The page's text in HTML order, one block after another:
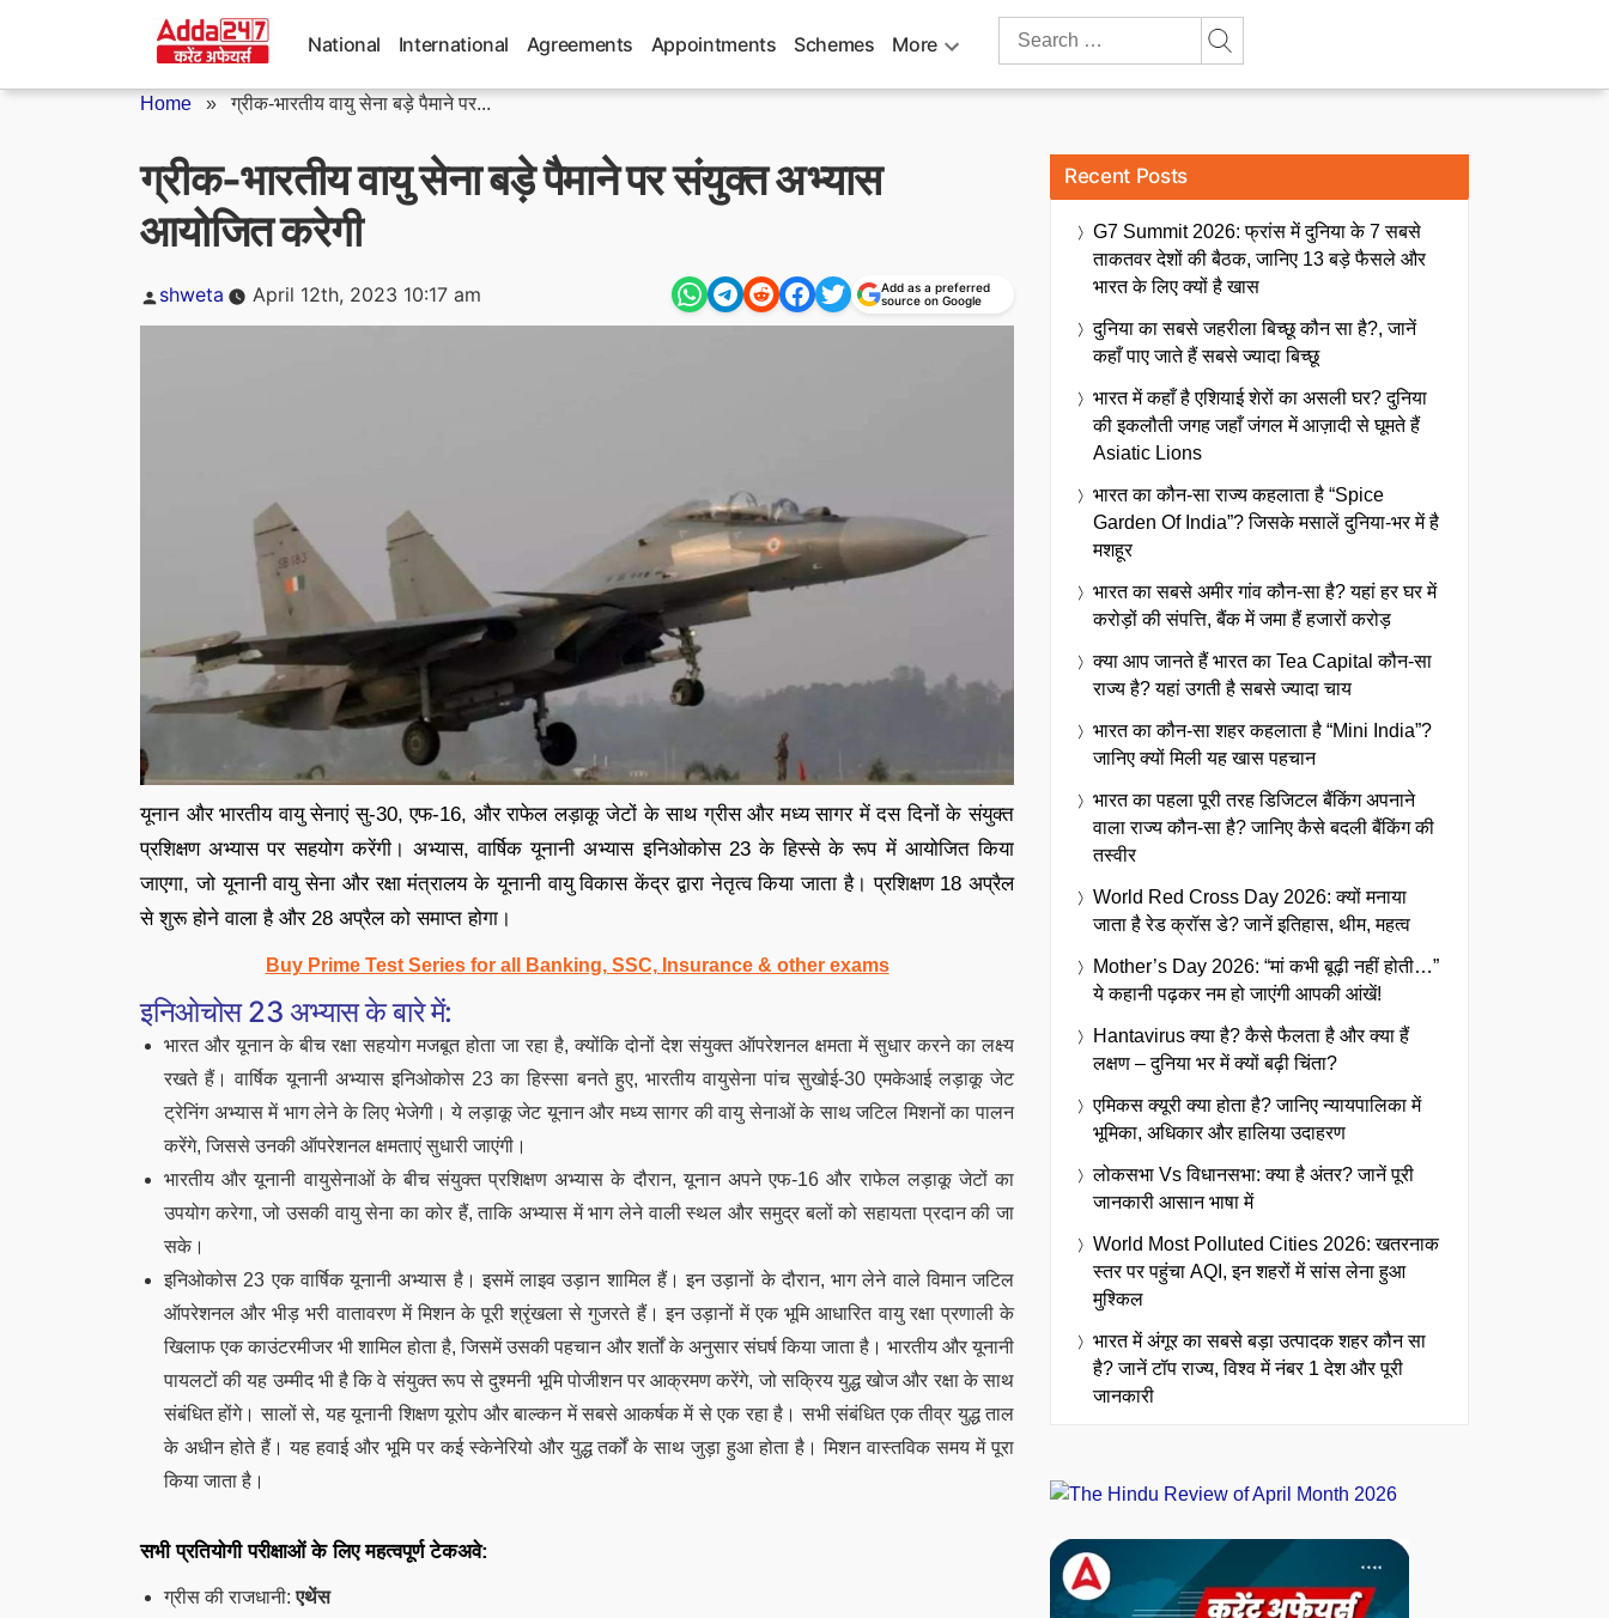
National International Agreements Appointments Schemes More
Search
Home »ग्रीक-भारतीय वायु सेना बड़े पैमाने पर...
ग्रीक-भारतीय वायु सेना बड़े पैमाने पर संयुक्त अभ्यास
आयोजित करेगी
Posted
shweta April 12th, 2023 10:17 am
Add as a preferred
source on Google
यूनान और भारतीय वायु सेनाएं सु-30, एफ-16, और राफेल लड़ाकू जेटों के साथ ग्रीस और मध्य सागर में दस दिनों के संयुक्त
प्रशिक्षण अभ्यास पर सहयोग करेंगी। अभ्यास, वार्षिक यूनानी अभ्यास इनिओकोस 23 के हिस्से के रूप में आयोजित किया
जाएगा, जो यूनानी वायु सेना और रक्षा मंत्रालय के यूनानी वायु विकास केंद्र द्वारा नेतृत्व किया जाता है। प्रशिक्षण 18 अप्रैल
से शुरू होने वाला है और 28 अप्रैल को समाप्त होगा।
Buy Prime Test Series for all Banking, SSC, Insurance & other exams
इनिओचोस 23 अभ्यास के बारे में:
भारत और यूनान के बीच रक्षा सहयोग मजबूत होता जा रहा है, क्योंकि दोनों देश संयुक्त ऑपरेशनल क्षमता में सुधार करने का लक्ष्य
रखते हैं। वार्षिक यूनानी अभ्यास इनिओकोस 23 का हिस्सा बनते हुए, भारतीय वायुसेना पांच सुखोई-30 एमकेआई लड़ाकू जेट
ट्रेनिंग अभ्यास में भाग लेने के लिए भेजेगी। ये लड़ाकू जेट यूनान और मध्य सागर की वायु सेनाओं के साथ जटिल मिशनों का पालन
करेंगे, जिससे उनकी ऑपरेशनल क्षमताएं सुधारी जाएंगी।
भारतीय और यूनानी वायुसेनाओं के बीच संयुक्त प्रशिक्षण अभ्यास के दौरान, यूनान अपने एफ-16 और राफेल लड़ाकू जेटों का
उपयोग करेगा, जो उसकी वायु सेना का कोर हैं, ताकि अभ्यास में भाग लेने वाली स्थल और समुद्र बलों को सहायता प्रदान की जा
सके।
इनिओकोस 23 एक वार्षिक यूनानी अभ्यास है। इसमें लाइव उड़ान शामिल हैं। इन उड़ानों के दौरान, भाग लेने वाले विमान जटिल
ऑपरेशनल और भीड़ भरी वातावरण में मिशन के पूरी श्रृंखला से गुजरते हैं। इन उड़ानों में एक भूमि आधारित वायु रक्षा प्रणाली के
खिलाफ एक काउंटरमीजर भी शामिल होता है, जिसमें उसकी पहचान और शर्तों के अनुसार संघर्ष किया जाता है। भारतीय और यूनानी
पायलटों की यह उम्मीद भी है कि वे संयुक्त रूप से दुश्मनी भूमि पोजीशन पर आक्रमण करेंगे, जो सक्रिय युद्ध खोज और रक्षा के साथ
संबंधित होंगे। सालों से, यह यूनानी शिक्षण यूरोप और बाल्कन में सबसे आकर्षक में से एक रहा है। सभी संबंधित एक तीव्र युद्ध ताल
के अधीन होते हैं। यह हवाई और भूमि पर कई स्केनेरियो और युद्ध तर्कों के साथ जुड़ा हुआ होता है। मिशन वास्तविक समय में पूरा
किया जाता है।
सभी प्रतियोगी परीक्षाओं के लिए महत्वपूर्ण टेकअवे:
ग्रीस की राजधानी:एथेंस
Recent Posts
G7 Summit 2026: फ्रांस में दुनिया के 7 सबसे
ताकतवर देशों की बैठक, जानिए 13 बड़े फैसले और
भारत के लिए क्यों है खास
दुनिया का सबसे जहरीला बिच्छू कौन सा है?, जानें
कहाँ पाए जाते हैं सबसे ज्यादा बिच्छू
भारत में कहाँ है एशियाई शेरों का असली घर? दुनिया
की इकलौती जगह जहाँ जंगल में आज़ादी से घूमते हैं
Asiatic Lions
भारत का कौन-सा राज्य कहलाता है “Spice
Garden Of India”? जिसके मसालें दुनिया-भर में है
मशहूर
भारत का सबसे अमीर गांव कौन-सा है? यहां हर घर में
करोड़ों की संपत्ति, बैंक में जमा हैं हजारों करोड़
क्या आप जानते हैं भारत का Tea Capital कौन-सा
राज्य है? यहां उगती है सबसे ज्यादा चाय
भारत का कौन-सा शहर कहलाता है “Mini India”?
जानिए क्यों मिली यह खास पहचान
भारत का पहला पूरी तरह डिजिटल बैंकिंग अपनाने
वाला राज्य कौन-सा है? जानिए कैसे बदली बैंकिंग की
तस्वीर
World Red Cross Day 2026: क्यों मनाया
जाता है रेड क्रॉस डे? जानें इतिहास, थीम, महत्व
Mother’s Day 2026: “मां कभी बूढ़ी नहीं होती…”
ये कहानी पढ़कर नम हो जाएंगी आपकी आंखें!
Hantavirus क्या है? कैसे फैलता है और क्या हैं
लक्षण – दुनिया भर में क्यों बढ़ी चिंता?
एमिकस क्यूरी क्या होता है? जानिए न्यायपालिका में
भूमिका, अधिकार और हालिया उदाहरण
लोकसभा Vs विधानसभा: क्या है अंतर? जानें पूरी
जानकारी आसान भाषा में
World Most Polluted Cities 2026: खतरनाक
स्तर पर पहुंचा AQI, इन शहरों में सांस लेना हुआ
मुश्किल
भारत में अंगूर का सबसे बड़ा उत्पादक शहर कौन सा
है? जानें टॉप राज्य, विश्व में नंबर 1 देश और पूरी
जानकारी